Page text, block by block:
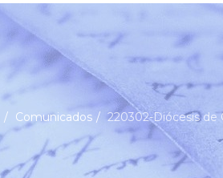
Comunicados 220302-Diócesis de